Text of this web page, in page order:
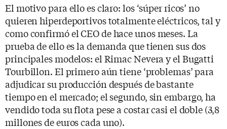
El motivo para ello es claro: los ‘súper ricos’ no
quieren hiperdeportivos totalmente eléctricos, tal y
como confirmó el CEO de hace unos meses. La
prueba de ello es la demanda que tienen sus dos
principales modelos: el Rimac Nevera y el Bugatti
Tourbillon. El primero aún tiene ‘problemas’ para
adjudicar su producción después de bastante
tiempo en el mercado; el segundo, sin embargo, ha
vendido toda su flota pese a costar casi el doble (3,8
millones de euros cada uno).